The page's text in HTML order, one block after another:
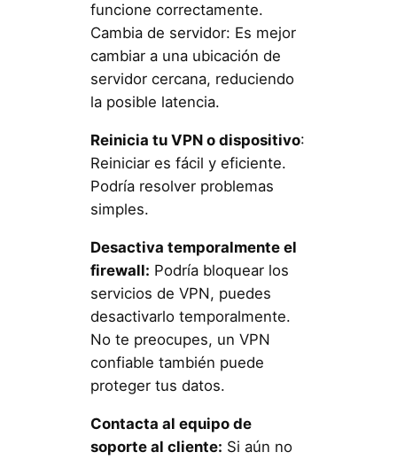
funcione correctamente.
Cambia de servidor: Es mejor
cambiar a una ubicación de
servidor cercana, reduciendo
la posible latencia.
Reinicia tu VPN o dispositivo:
Reiniciar es fácil y eficiente.
Podría resolver problemas
simples.
Desactiva temporalmente el
firewall: Podría bloquear los
servicios de VPN, puedes
desactivarlo temporalmente.
No te preocupes, un VPN
confiable también puede
proteger tus datos.
Contacta al equipo de
soporte al cliente: Si aún no